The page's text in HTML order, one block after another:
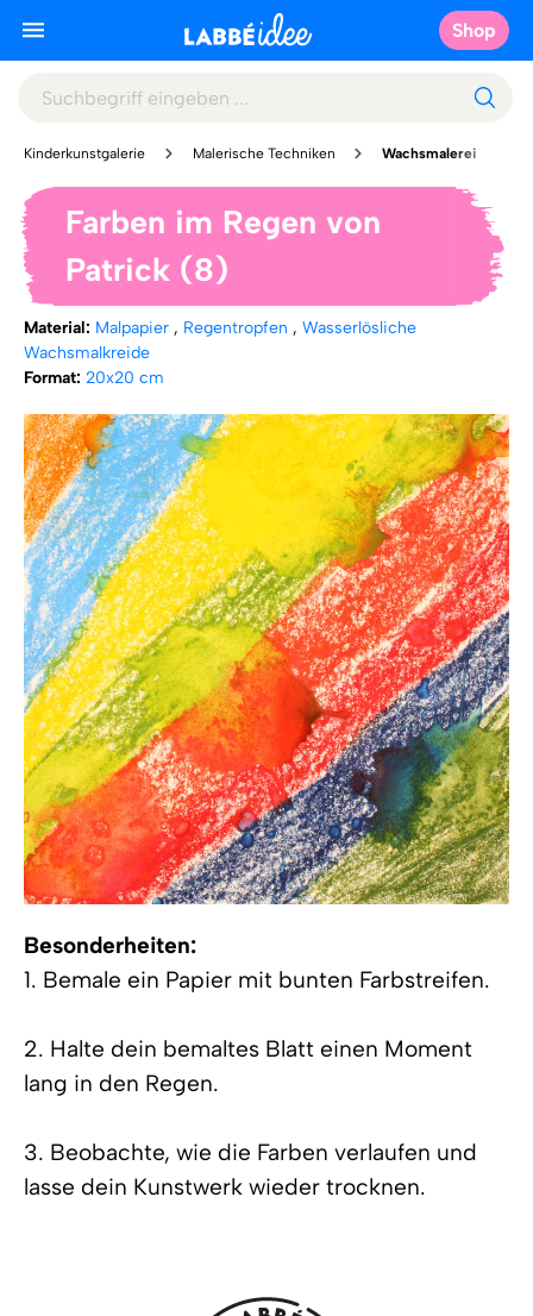
Shop
Kinderkunstgalerie Malerische Techniken Wachsmalerei
Farben im Regen von
Patrick (8)
Material: Malpapier , Regentropfen , Wasserlösliche
Wachsmalkreide
Format: 20x20 cm
Besonderheiten:
1. Bemale ein Papier mit bunten Farbstreifen.
2. Halte dein bemaltes Blatt einen Moment
lang in den Regen.
3. Beobachte, wie die Farben verlaufen und
lasse dein Kunstwerk wieder trocknen.